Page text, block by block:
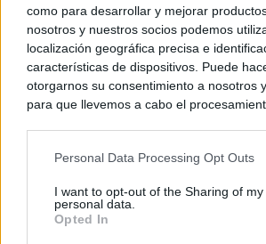
como para desarrollar y mejorar
nosotros y nuestros socios podemos
localización geográfica precisa e
características de dispositivos. Puede
otorgarnos su consentimiento a nosotros
para que llevemos a cabo el
negar su consentimiento. Tenga en
de su consentimiento, pero usted tiene el
rechazar tal procesamiento. Sus
Personal Data Processing Opt Outs
I want to opt-out of the Sharing of my
personal data.
Opted In